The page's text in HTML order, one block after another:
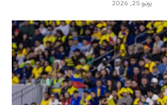
يونيو 25, 2026